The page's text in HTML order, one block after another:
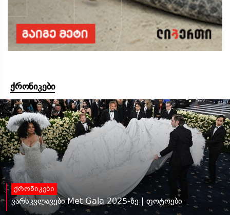
ქრონიკები
ქრონიკები
ვარსკვლავები Met Gala 2025-ზე | ფოტოები